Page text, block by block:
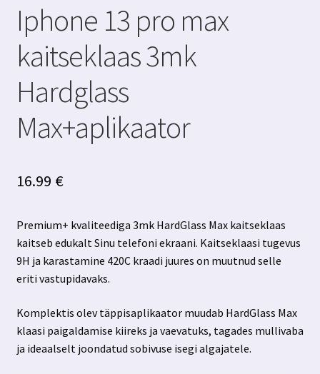
Iphone 13 pro max
kaitseklaas 3mk
Hardglass
Max+aplikaator
16.99 €
Premium+ kvaliteediga 3mk HardGlass Max kaitseklaas
kaitseb edukalt Sinu telefoni ekraani. Kaitseklaasi tugevus
9H ja karastamine 420C kraadi juures on muutnud selle
eriti vastupidavaks.
Komplektis olev täppisaplikaator muudab HardGlass Max
klaasi paigaldamise kiireks ja vaevatuks, tagades mullivaba
ja ideaalselt joondatud sobivuse isegi algajatele.